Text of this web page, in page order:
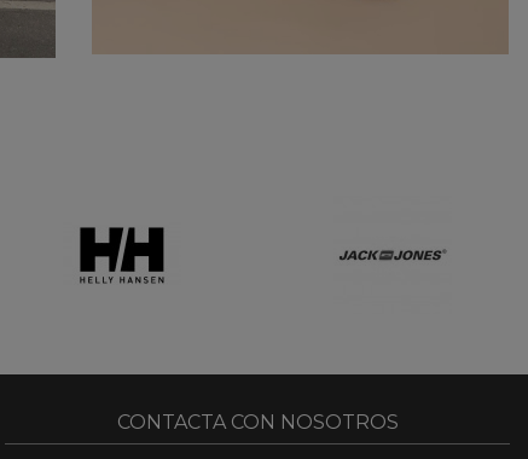
CONTACTA CON NOSOTROS